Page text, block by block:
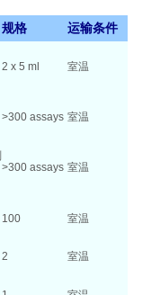
规格 运输条件
2 x 5 ml 室温
>300 assays 室温
>300 assays 室温
100 室温
2 室温